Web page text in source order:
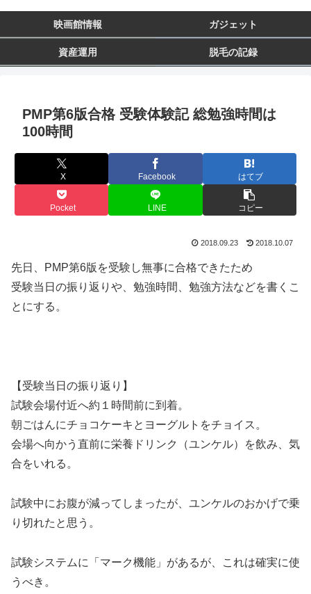
映画館情報 ガジェット
資産運用 脱毛の記録
PMP第6版合格 受験体験記 総勉強時間は
100時間
X Facebook はてブ
Pocket LINE コピー
2018.09.23 2018.10.07
先日、PMP第6版を受験し無事に合格できたため
受験当日の振り返りや、勉強時間、勉強方法などを書くこ
とにする。
【受験当日の振り返り】
試験会場付近へ約１時間前に到着。
朝ごはんにチョコケーキとヨーグルトをチョイス。
会場へ向かう直前に栄養ドリンク（ユンケル）を飲み、気
合をいれる。
試験中にお腹が減ってしまったが、ユンケルのおかげで乗
り切れたと思う。
試験システムに「マーク機能」があるが、これは確実に使
うべき。